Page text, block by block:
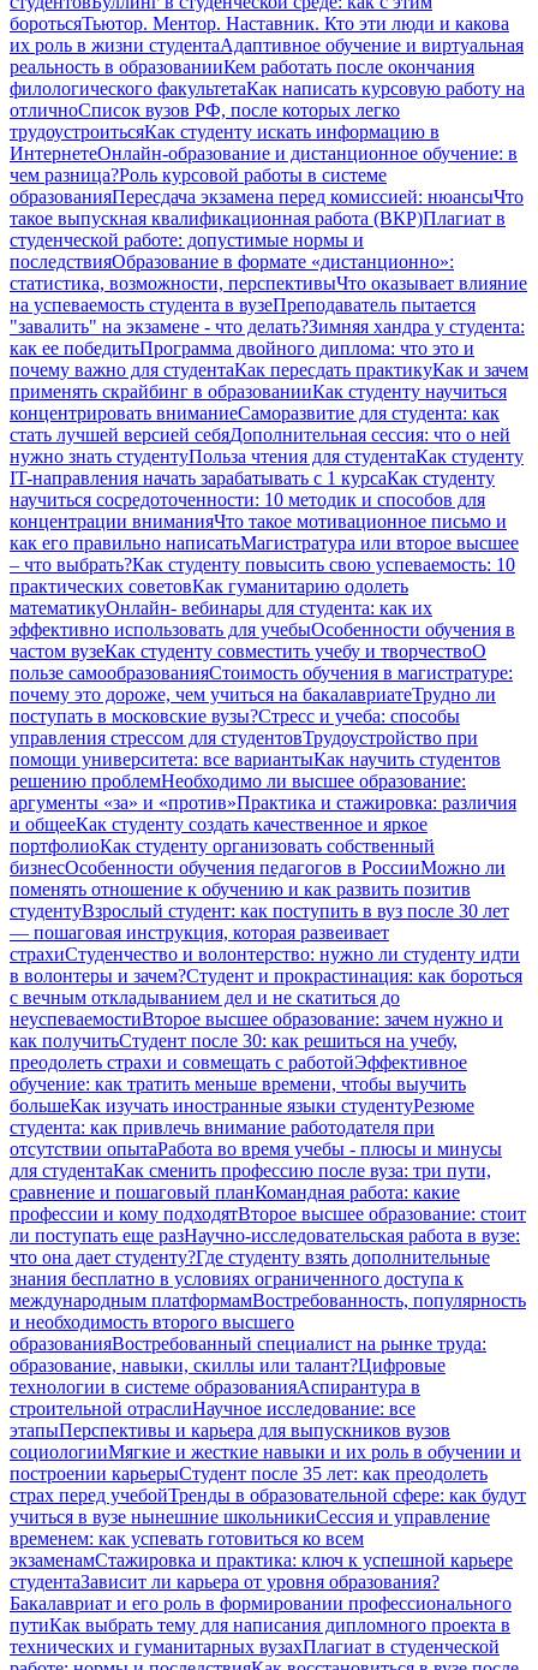
боротьсяТьютор. Ментор. Наставник. Кто эти люди и какова
их роль в жизни студентаАдаптивное обучение и виртуальная
реальность в образованииКем работать после окончания
филологического факультетаКак написать курсовую работу на
отличноСписок вузов РФ, после которых легко
трудоустроитьсяКак студенту искать информацию в
ИнтернетеОнлайн-образование и дистанционное обучение: в
чем разница?Роль курсовой работы в системе
образованияПересдача экзамена перед комиссией: нюансыЧто
такое выпускная квалификационная работа (ВКР)Плагиат в
студенческой работе: допустимые нормы и
последствияОбразование в формате «дистанционно»:
статистика, возможности, перспективыЧто оказывает влияние
на успеваемость студента в вузеПреподаватель пытается
"завалить" на экзамене - что делать?Зимняя хандра у студента:
как ее победитьПрограмма двойного диплома: что это и
почему важно для студентаКак пересдать практикуКак и зачем
применять скрайбинг в образованииКак студенту научиться
концентрировать вниманиеСаморазвитие для студента: как
стать лучшей версией себяДополнительная сессия: что о ней
нужно знать студентуПольза чтения для студентаКак студенту
IT-направления начать зарабатывать с 1 курсаКак студенту
научиться сосредоточенности: 10 методик и способов для
концентрации вниманияЧто такое мотивационное письмо и
как его правильно написатьМагистратура или второе высшее
– что выбрать?Как студенту повысить свою успеваемость: 10
практических советовКак гуманитарию одолеть
математикуОнлайн- вебинары для студента: как их
эффективно использовать для учебыОсобенности обучения в
частом вузеКак студенту совместить учебу и творчествоО
пользе самообразованияСтоимость обучения в магистратуре:
почему это дороже, чем учиться на бакалавриатеТрудно ли
поступать в московские вузы?Стресс и учеба: способы
управления стрессом для студентовТрудоустройство при
помощи университета: все вариантыКак научить студентов
решению проблемНеобходимо ли высшее образование:
аргументы «за» и «против»Практика и стажировка: различия
и общееКак студенту создать качественное и яркое
портфолиоКак студенту организовать собственный
бизнесОсобенности обучения педагогов в РоссииМожно ли
поменять отношение к обучению и как развить позитив
студентуВзрослый студент: как поступить в вуз после 30 лет
— пошаговая инструкция, которая развеивает
страхиСтуденчество и волонтерство: нужно ли cтуденту идти
в волонтеры и зачем?Студент и прокрастинация: как бороться
с вечным откладыванием дел и не скатиться до
неуспеваемостиВторое высшее образование: зачем нужно и
как получитьСтудент после 30: как решиться на учебу,
преодолеть страхи и совмещать с работойЭффективное
обучение: как тратить меньше времени, чтобы выучить
большеКак изучать иностранные языки студентуРезюме
студента: как привлечь внимание работодателя при
отсутствии опытаРабота во время учебы - плюсы и минусы
для студентаКак сменить профессию после вуза: три пути,
сравнение и пошаговый планКомандная работа: какие
профессии и кому подходятВторое высшее образование: стоит
ли поступать еще разНаучно-исследовательская работа в вузе:
что она дает студенту?Где студенту взять дополнительные
знания бесплатно в условиях ограниченного доступа к
международным платформамВостребованность, популярность
и необходимость второго высшего
образованияВостребованный специалист на рынке труда:
образование, навыки, скиллы или талант?Цифровые
технологии в системе образованияАспирантура в
строительной отраслиНаучное исследование: все
этапыПерспективы и карьера для выпускников вузов
социологииМягкие и жесткие навыки и их роль в обучении и
построении карьерыСтудент после 35 лет: как преодолеть
страх перед учебойТренды в образовательной сфере: как будут
учиться в вузе нынешние школьникиСессия и управление
временем: как успевать готовиться ко всем
экзаменамСтажировка и практика: ключ к успешной карьере
студентаЗависит ли карьера от уровня образования?
Бакалавриат и его роль в формировании профессионального
путиКак выбрать тему для написания дипломного проекта в
технических и гуманитарных вузахПлагиат в студенческой